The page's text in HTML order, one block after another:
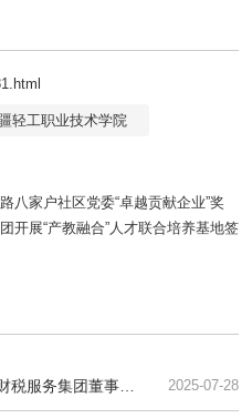
轻工职业技术学院
八家户社区党委“卓越贡献企业”奖
开展“产教融合”人才联合培养基地签
2025-07-28